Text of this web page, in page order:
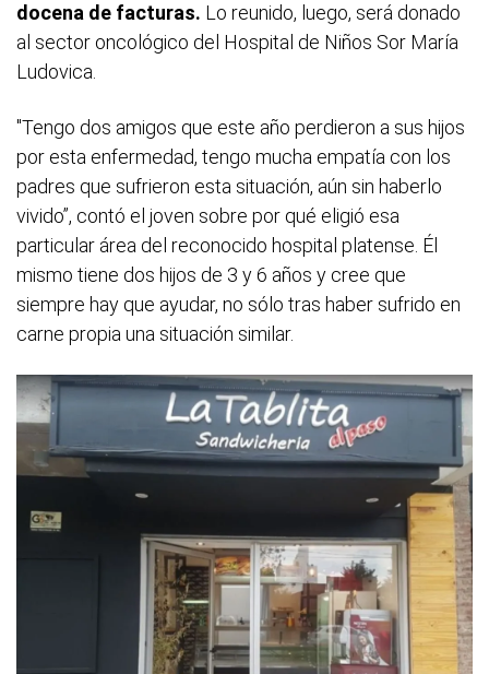
docena de facturas. Lo reunido, luego, será donado
al sector oncológico del Hospital de Niños Sor María
Ludovica.
"Tengo dos amigos que este año perdieron a sus hijos
por esta enfermedad, tengo mucha empatía con los
padres que sufrieron esta situación, aún sin haberlo
vivido”, contó el joven sobre por qué eligió esa
particular área del reconocido hospital platense. Él
mismo tiene dos hijos de 3 y 6 años y cree que
siempre hay que ayudar, no sólo tras haber sufrido en
carne propia una situación similar.